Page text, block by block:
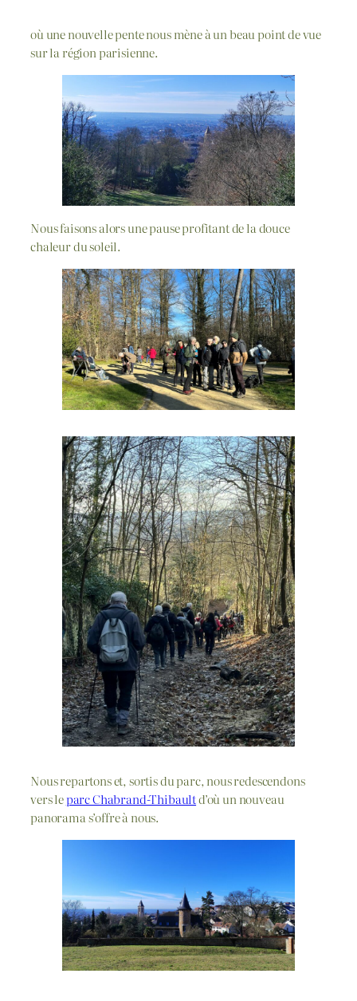
où une nouvelle pente nous mène à un beau point de vue
sur la région parisienne.
Nous faisons alors une pause profitant de la douce
chaleur du soleil.
Nous repartons et, sortis du parc, nous redescendons
vers leparc Chabrand-Thibaultd’où un nouveau
panorama s’offre à nous.